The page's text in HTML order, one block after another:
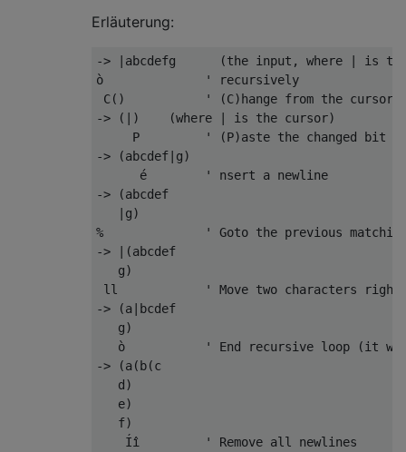
Erläuterung:
-> |abcdefg      (the input, where | is
ò              ' recursively
C()           ' (C)hange from the
-> (|)    (where | is the cursor)
P         ' (P)aste the changed bit
-> (abcdef|g)
      é        ' nsert a newline
-> (abcdef
   |g)
%              ' Goto the previous matching
-> |(abcdef
   g)
ll            ' Move two characters right
-> (a|bcdef
   g)
ò           ' End recursive loop (it
-> (a(b(c
   d)
   e)
   f)
    Íî         ' Remove all newlines